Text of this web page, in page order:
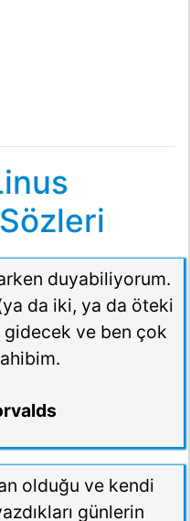
duyabiliyorum.
da iki, ya da öteki
ve ben çok
olduğu ve kendi
günlerin